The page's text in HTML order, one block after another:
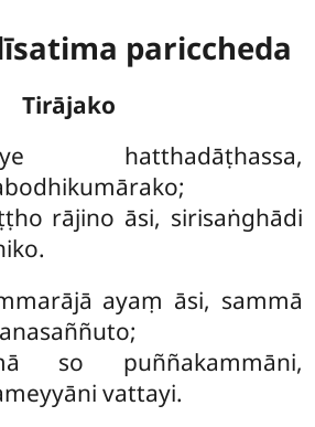
pariccheda
Tirājako
hatthadāṭhassa,
rājino āsi, sirisaṅghādi
ayaṃ āsi, sammā
so puññakammāni,
vattayi.